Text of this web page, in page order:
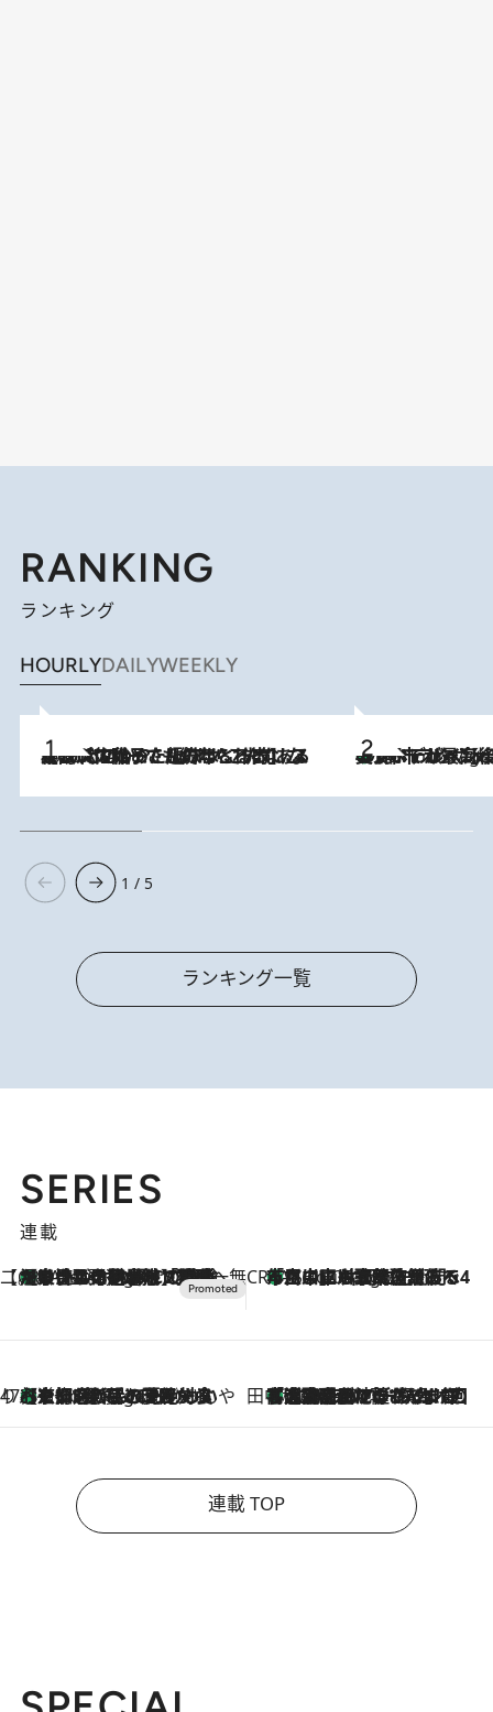
RANKING
ランキング
HOURLYDAILYWEEKLY
2026.8.5
【阿川佐和子さんの年とる力】なぜ70代で始めた趣味は“こんなに楽しい”のか？ ピアノ、俳句…スランプに陥っても続けられる“ある秘訣”とは 10 Hours Ago
美食、デザイン、ホスピタリティのすべてが最高峰！ ノルウェー第4の都市スタヴァンゲルの
1 / 5
ランキング一覧
SERIES
連載
【CREA×星野リゾート】唯一無二。癒しと発見が待つ場所へ
7 Hours Ago
【トンボの足水浴】ヒノキの香りに包まれて涼感マックス！約13℃の湧水かけ流しを避暑地「星野温泉 トンボの湯」で体験 CREA'S CHOICE
9 Hours Ago
「立川にも歌舞伎があるんだよ」 片岡仁左衛門・市川中車ら豪華座組みで4年目の立川立飛歌舞伎へ
47都道府県の手みやげ ひんやりスイーツで夏を満喫
9 Hours Ago
【京都府】この夏絶対食べたい 冷やしておいしいおやつ3選 ひと口目から心を掴む新緑のテリーヌ 田中稲の勝手に再ブーム
2026.8.7
「湘南乃風に憧れて」観客大盛上がりの“タオル回し”に、ラッパー顔負けの高速歌唱まで…さだまさし（74）のアグレッシブすぎる現在地
連載 TOP